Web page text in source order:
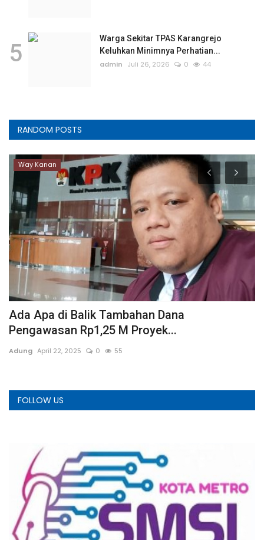
5
Warga Sekitar TPAS Karangrejo
Keluhkan Minimnya Perhatian...
admin
Juli 26, 2026 0 44
RANDOM POSTS
Way Kanan
Ada Apa di Balik Tambahan Dana
Pengawasan Rp1,25 M Proyek...
Adung April 22, 2025 0 55
FOLLOW US